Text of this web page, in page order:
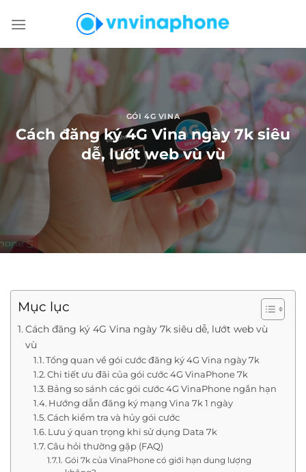
đến
dung
GÓI 4G VINA
Cách đăng ký 4G Vina ngày 7k siêu
dễ, lướt web vù vù
Mục lục
Cách đăng ký 4G Vina ngày 7k siêu dễ, lướt web vù
vù
Tổng quan về gói cước đăng ký 4G Vina ngày 7k
Chi tiết ưu đãi của gói cước 4G VinaPhone 7k
Bảng so sánh các gói cước 4G VinaPhone ngắn hạn
Hướng dẫn đăng ký mạng Vina 7k 1 ngày
Cách kiểm tra và hủy gói cước
Lưu ý quan trọng khi sử dụng Data 7k
Câu hỏi thường gặp (FAQ)
Gói 7k của VinaPhone có giới hạn dung lượng